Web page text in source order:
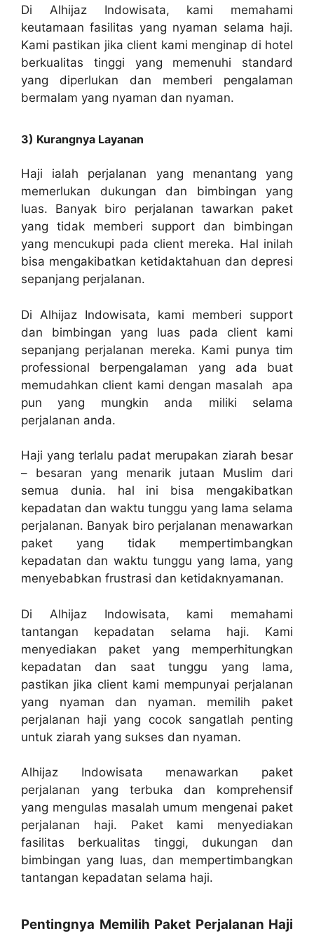
Di Alhijaz Indowisata, kami memahami
keutamaan fasilitas yang nyaman selama haji.
Kami pastikan jika client kami menginap di hotel
berkualitas tinggi yang memenuhi standard
yang diperlukan dan memberi pengalaman
bermalam yang nyaman dan nyaman.
3) Kurangnya Layanan
Haji ialah perjalanan yang menantang yang
memerlukan dukungan dan bimbingan yang
luas. Banyak biro perjalanan tawarkan paket
yang tidak memberi support dan bimbingan
yang mencukupi pada client mereka. Hal inilah
bisa mengakibatkan ketidaktahuan dan depresi
sepanjang perjalanan.
Di Alhijaz Indowisata, kami memberi support
dan bimbingan yang luas pada client kami
sepanjang perjalanan mereka. Kami punya tim
professional berpengalaman yang ada buat
memudahkan client kami dengan masalah apa
pun yang mungkin anda miliki selama
perjalanan anda.
Haji yang terlalu padat merupakan ziarah besar
– besaran yang menarik jutaan Muslim dari
semua dunia. hal ini bisa mengakibatkan
kepadatan dan waktu tunggu yang lama selama
perjalanan. Banyak biro perjalanan menawarkan
paket yang tidak mempertimbangkan
kepadatan dan waktu tunggu yang lama, yang
menyebabkan frustrasi dan ketidaknyamanan.
Di Alhijaz Indowisata, kami memahami
tantangan kepadatan selama haji. Kami
menyediakan paket yang memperhitungkan
kepadatan dan saat tunggu yang lama,
pastikan jika client kami mempunyai perjalanan
yang nyaman dan nyaman. memilih paket
perjalanan haji yang cocok sangatlah penting
untuk ziarah yang sukses dan nyaman.
Alhijaz Indowisata menawarkan paket
perjalanan yang terbuka dan komprehensif
yang mengulas masalah umum mengenai paket
perjalanan haji. Paket kami menyediakan
fasilitas berkualitas tinggi, dukungan dan
bimbingan yang luas, dan mempertimbangkan
tantangan kepadatan selama haji.
Pentingnya Memilih Paket Perjalanan Haji